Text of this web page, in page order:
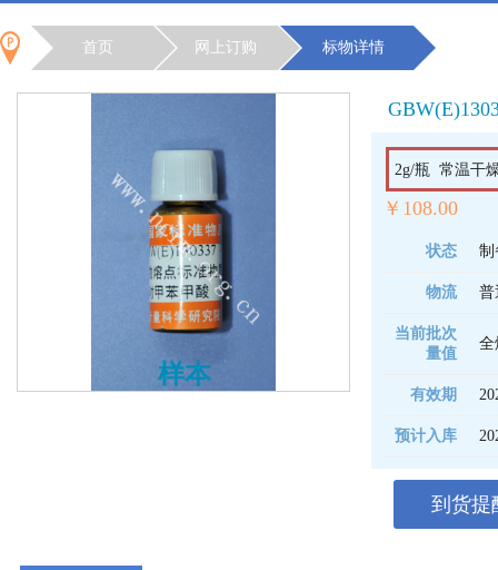
首页 网上订购 标物详情
样本
2g/瓶 常温干
￥108.00
状态 制
物流 普
当前批次
量值
有效期
预计入库
到货提